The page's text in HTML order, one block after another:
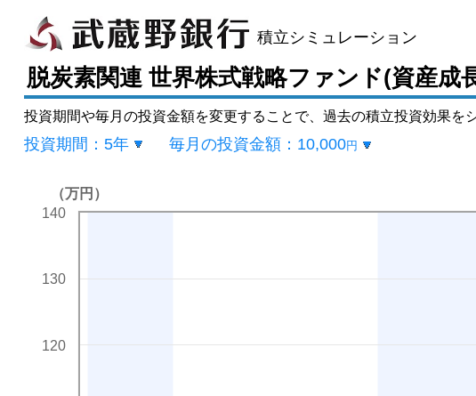
積立シミュレーション
脱炭素関連 世界株式戦略ファンド(資産成
投資期間や毎月の投資金額を変更することで、過去の積立投資効果を
投資期間： 5年 毎月の投資金額： 10,000円
120
130
140
（万円）